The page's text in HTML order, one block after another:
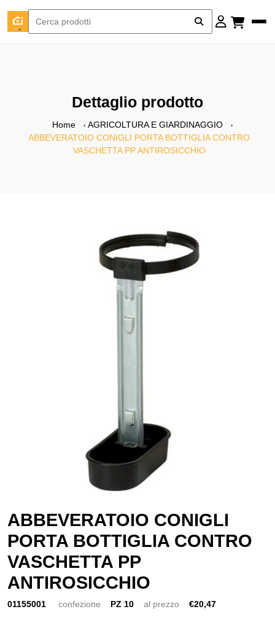
Dettaglio prodotto
Home
AGRICOLTURA E GIARDINAGGIO
ABBEVERATOIO CONIGLI PORTA BOTTIGLIA CONTRO
VASCHETTA PP ANTIROSICCHIO
ABBEVERATOIO CONIGLI
PORTA BOTTIGLIA CONTRO
VASCHETTA PP
ANTIROSICCHIO
01155001 confezione PZ 10 al prezzo €20,47